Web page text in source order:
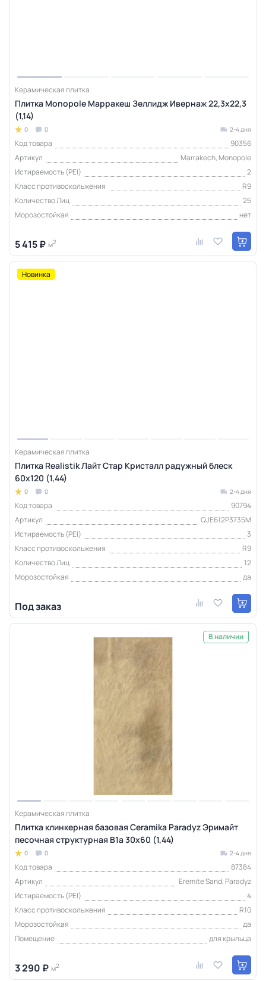
Керамическая плитка
Плитка Monopole Марракеш Зеллидж Ивернаж 22,3x22,3
(1,14)
0 0 2-4 дня
Код товара
90356
Артикул
Marrakech, Monopole
Истираемость (PEI)
2
Класс противоскольжения
R9
Количество Лиц
25
Морозостойкая
нет
5 415 ₽ м2
Новинка
Керамическая плитка
Плитка Realistik Лайт Стар Кристалл радужный блеск
60x120 (1,44)
0 0 2-4 дня
Код товара
90794
Артикул
QJE612P3735M
Истираемость (PEI)
3
Класс противоскольжения
R9
Количество Лиц
12
Морозостойкая
да
Под заказ
В наличии
Керамическая плитка
Плитка клинкерная базовая Ceramika Paradyz Эримайт
песочная структурная B1a 30x60 (1,44)
0 0 2-4 дня
Код товара
87384
Артикул
Eremite Sand, Paradyz
Истираемость (PEI)
4
Класс противоскольжения
R10
Морозостойкая
да
Помещение
для крыльца
3 290 ₽ м2